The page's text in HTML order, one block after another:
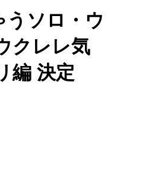
ソロ・ウ
クレレ気
編 決定